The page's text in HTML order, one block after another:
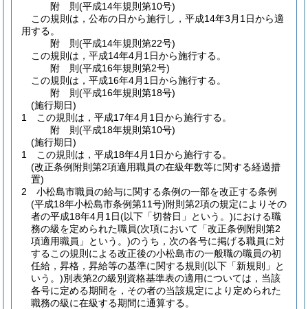
附 則(平成14年規則第10号)
この規則は，公布の日から施行し，平成14年3月1日から適
用する。
附 則(平成14年規則第22号)
この規則は，平成14年4月1日から施行する。
附 則(平成16年規則第2号)
この規則は，平成16年4月1日から施行する。
附 則(平成16年規則第18号)
(施行期日)
1
この規則は，平成17年4月1日から施行する。
附 則(平成18年規則第10号)
(施行期日)
1
この規則は，平成18年4月1日から施行する。
(改正条例附則第2項適用職員の在級年数等に関する経過措
置)
2
小松島市職員の給与に関する条例の一部を改正する条例
(平成18年小松島市条例第11号)附則第2項の規定によりその
者の平成18年4月1日(以下「切替日」という。)における職
務の級を定められた職員(次項において「改正条例附則第2
項適用職員」という。)のうち，次の各号に掲げる職員に対
するこの規則による改正後の小松島市の一般職の職員の初
任給，昇格，昇給等の基準に関する規則 (以下「新規則」と
いう。)別表第2の級別資格基準表の適用については，当該
各号に定める期間を，その者の当該規定により定められた
職務の級に在級する期間に通算する。